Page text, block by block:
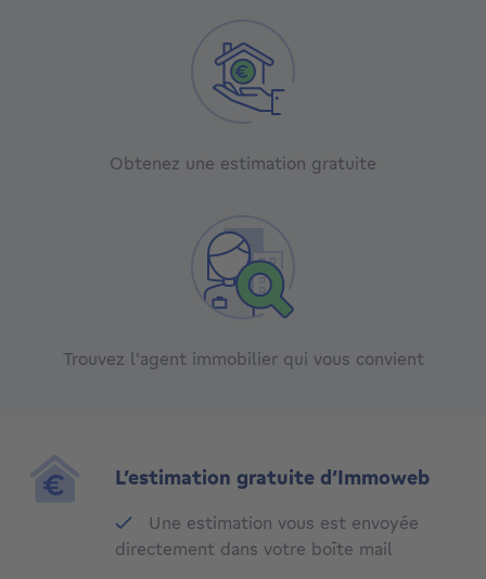
Obtenez une estimation gratuite
Trouvez l'agent immobilier qui vous convient
L’estimation gratuite d’Immoweb
Une estimation vous est envoyée
directement dans votre boîte mail